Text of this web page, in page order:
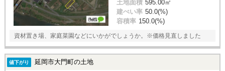
土地面積 595.00㎡
建ぺい率 50.0(%)
容積率 150.0(%)
資材置き場、家庭菜園などにいかがでしょうか。※価格見直しました
値下がり 延岡市大門町の土地